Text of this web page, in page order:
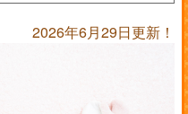
2026年6月29日更新！